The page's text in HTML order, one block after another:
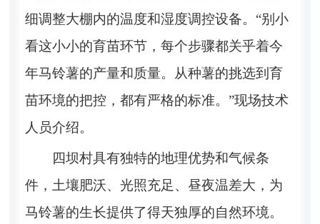
细调整大棚内的温度和湿度调控设备。“别小
看这小小的育苗环节，每个步骤都关乎着今
年马铃薯的产量和质量。从种薯的挑选到育
苗环境的把控，都有严格的标准。”现场技术
人员介绍。
四坝村具有独特的地理优势和气候条
件，土壤肥沃、光照充足、昼夜温差大，为
马铃薯的生长提供了得天独厚的自然环境。